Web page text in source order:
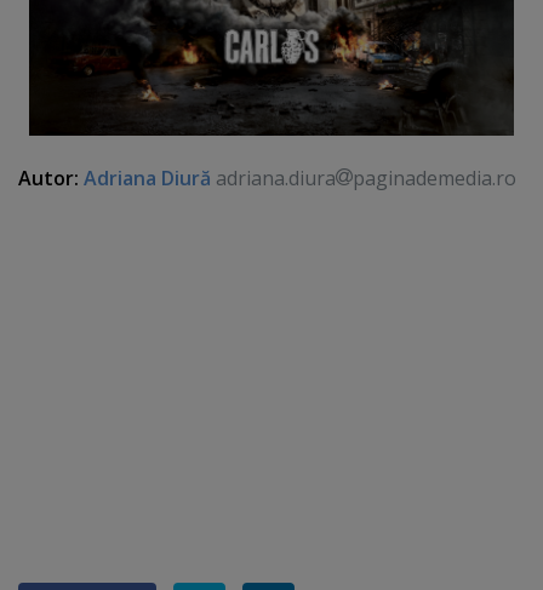
Autor: Adriana Diură adriana.diura paginademedia.ro